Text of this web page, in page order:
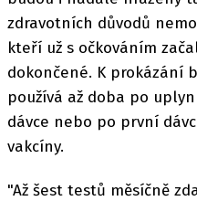
zdravotních důvodů
kteří už s očkováním
dokončené. K prokázání
používá až doba po
dávce nebo po první
vakcíny.
"Až šest testů měsíčně